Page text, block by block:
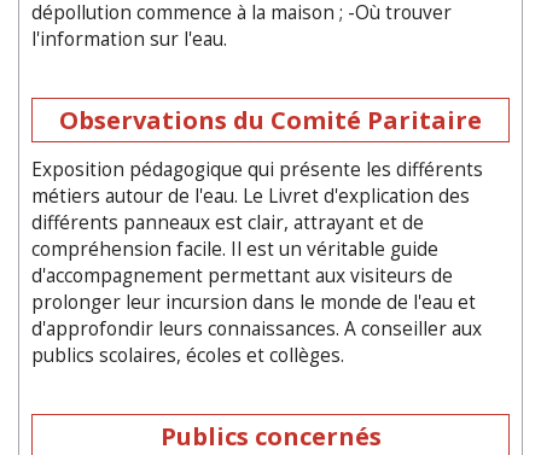
dépollution commence à la maison ; -Où trouver
l'information sur l'eau.
Observations du Comité Paritaire
Exposition pédagogique qui présente les différents
métiers autour de l'eau. Le Livret d'explication des
différents panneaux est clair, attrayant et de
compréhension facile. Il est un véritable guide
d'accompagnement permettant aux visiteurs de
prolonger leur incursion dans le monde de l'eau et
d'approfondir leurs connaissances. A conseiller aux
publics scolaires, écoles et collèges.
Publics concernés